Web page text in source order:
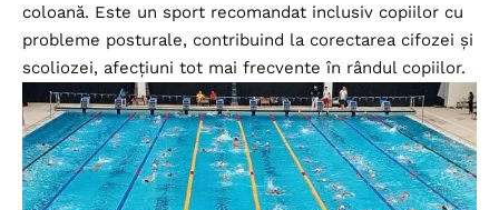
coloană. Este un sport recomandat inclusiv copiilor cu
probleme posturale, contribuind la corectarea cifozei și
scoliozei, afecțiuni tot mai frecvente în rândul copiilor.